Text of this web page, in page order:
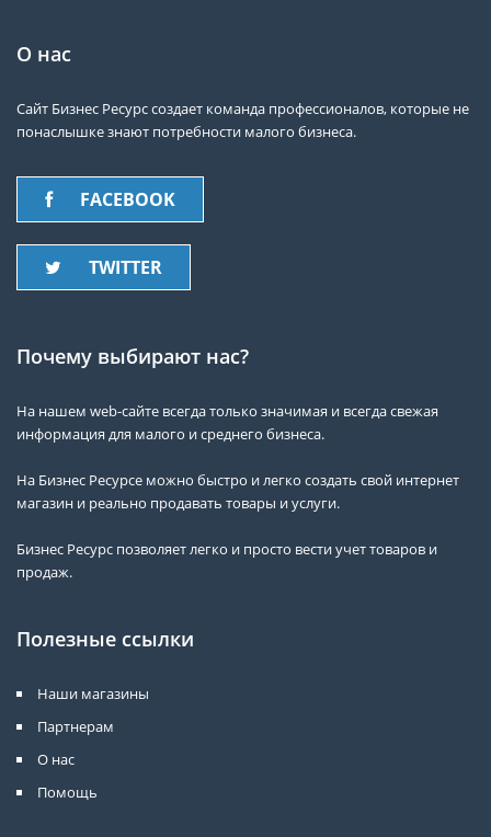
О нас
Сайт Бизнес Ресурс создает команда профессионалов, которые не
понаслышке знают потребности малого бизнеса.
FACEBOOK
TWITTER
Почему выбирают нас?
На нашем web-сайте всегда только значимая и всегда свежая
информация для малого и среднего бизнеса.
На Бизнес Ресурсе можно быстро и легко создать свой интернет
магазин и реально продавать товары и услуги.
Бизнес Ресурс позволяет легко и просто вести учет товаров и
продаж.
Полезные ссылки
Наши магазины
Партнерам
О нас
Помощь